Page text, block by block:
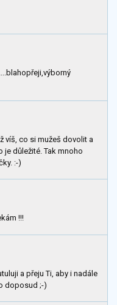
víš, co si mužeš dovolit a
je důležité. Tak mnoho
:-)
!!!
a přeju Ti, aby i nadále
doposud ;-)